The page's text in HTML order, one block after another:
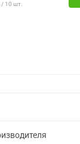
/ 10 шт.